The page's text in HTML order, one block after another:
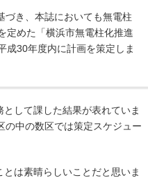
づき、本誌においても無電柱
定めた「横浜市無電柱化推進
成30年度内に計画を策定しま
して課した結果が表れていま
の中の数区では策定スケジュー
は素晴らしいことだと思いま